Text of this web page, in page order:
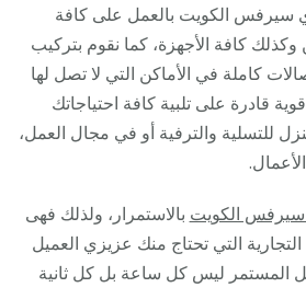
سيرفس الكويت بالعمل على كافة
كافة الأجهزة، كما نقوم بتركيب
كاملة في الأماكن التي لا تصل لها
قادرة على تلبية كافة احتياجاتك
للتسلية والترفية أو في مجال العمل،
الكويت بالاستمرار، ولذلك فهى
التي تحتاج منك عزيزي العميل
المستمر ليس كل ساعة بل كل ثانية